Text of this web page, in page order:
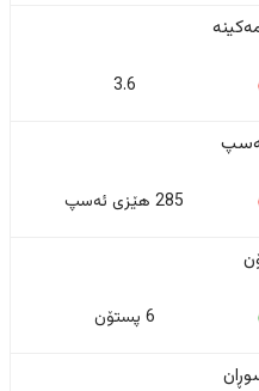
3.6
285 هێزی ئەسپ
6 پستۆن